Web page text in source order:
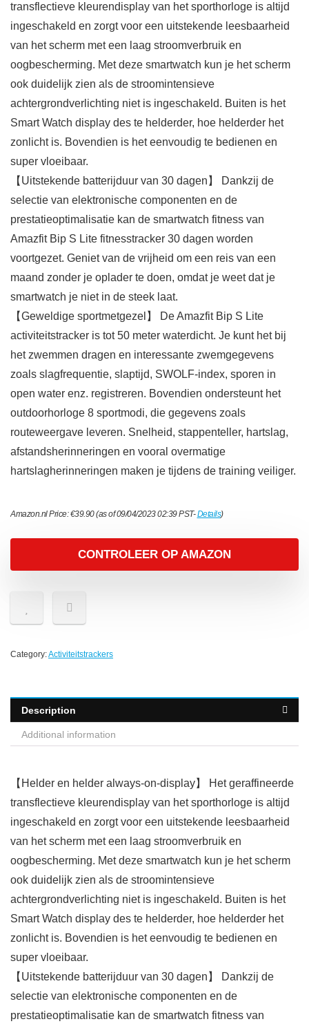
transflectieve kleurendisplay van het sporthorloge is altijd
ingeschakeld en zorgt voor een uitstekende leesbaarheid
van het scherm met een laag stroomverbruik en
oogbescherming. Met deze smartwatch kun je het scherm
ook duidelijk zien als de stroomintensieve
achtergrondverlichting niet is ingeschakeld. Buiten is het
Smart Watch display des te helderder, hoe helderder het
zonlicht is. Bovendien is het eenvoudig te bedienen en
super vloeibaar.
【Uitstekende batterijduur van 30 dagen】 Dankzij de
selectie van elektronische componenten en de
prestatieoptimalisatie kan de smartwatch fitness van
Amazfit Bip S Lite fitnesstracker 30 dagen worden
voortgezet. Geniet van de vrijheid om een reis van een
maand zonder je oplader te doen, omdat je weet dat je
smartwatch je niet in de steek laat.
【Geweldige sportmetgezel】 De Amazfit Bip S Lite
activiteitstracker is tot 50 meter waterdicht. Je kunt het bij
het zwemmen dragen en interessante zwemgegevens
zoals slagfrequentie, slaptijd, SWOLF-index, sporen in
open water enz. registreren. Bovendien ondersteunt het
outdoorhorloge 8 sportmodi, die gegevens zoals
routeweergave leveren. Snelheid, stappenteller, hartslag,
afstandsherinneringen en vooral overmatige
hartslagherinneringen maken je tijdens de training veiliger.
Amazon.nl Price:€39.90(as of 09/04/2023 02:39 PST-Details)
CONTROLEER OP AMAZON
Category:Activiteitstrackers
Description
Additional information
【Helder en helder always-on-display】 Het geraffineerde
transflectieve kleurendisplay van het sporthorloge is altijd
ingeschakeld en zorgt voor een uitstekende leesbaarheid
van het scherm met een laag stroomverbruik en
oogbescherming. Met deze smartwatch kun je het scherm
ook duidelijk zien als de stroomintensieve
achtergrondverlichting niet is ingeschakeld. Buiten is het
Smart Watch display des te helderder, hoe helderder het
zonlicht is. Bovendien is het eenvoudig te bedienen en
super vloeibaar.
【Uitstekende batterijduur van 30 dagen】 Dankzij de
selectie van elektronische componenten en de
prestatieoptimalisatie kan de smartwatch fitness van